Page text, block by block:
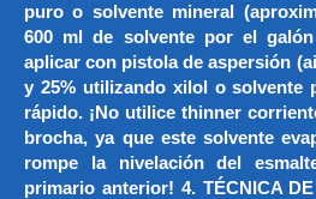
puro o solvente mineral
600 ml de solvente por el
aplicar con pistola de aspersión
y 25% utilizando xilol o solvente
rápido. ¡No utilice thinner
brocha, ya que este solvente
rompe la nivelación del
primario anterior! 4. TÉCNICA